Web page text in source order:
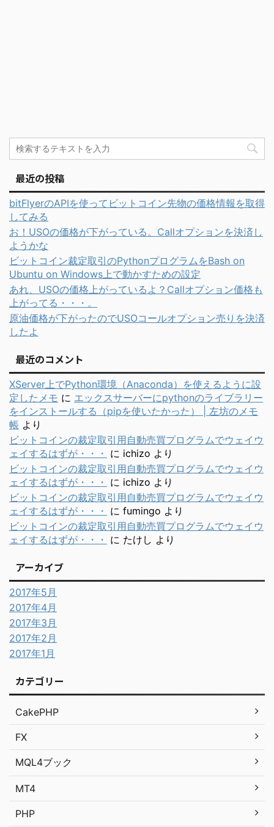
最近の投稿
bitFlyerのAPIを使ってビットコイン先物の価格情報を取得
してみる
お！USOの価格が下がっている。Callオプションを決済し
ようかな
ビットコイン裁定取引のPythonプログラムをBash on
Ubuntu on Windows上で動かすための設定
あれ、USOの価格上がっているよ？Callオプション価格も
上がってる・・・。
原油価格が下がったのでUSOコールオプション売りを決済
したよ
最近のコメント
XServer上でPython環境（Anaconda）を使えるように設
定したメモ に エックスサーバーにpythonのライブラリー
をインストールする（pipを使いたかった） | 左坊のメモ
帳 より
ビットコインの裁定取引用自動売買プログラムでウェイウ
ェイするはずが・・・ に ichizo より
ビットコインの裁定取引用自動売買プログラムでウェイウ
ェイするはずが・・・ に ichizo より
ビットコインの裁定取引用自動売買プログラムでウェイウ
ェイするはずが・・・ に fumingo より
ビットコインの裁定取引用自動売買プログラムでウェイウ
ェイするはずが・・・ に たけし より
アーカイブ
2017年5月
2017年4月
2017年3月
2017年2月
2017年1月
カテゴリー
CakePHP
FX
MQL4ブック
MT4
PHP